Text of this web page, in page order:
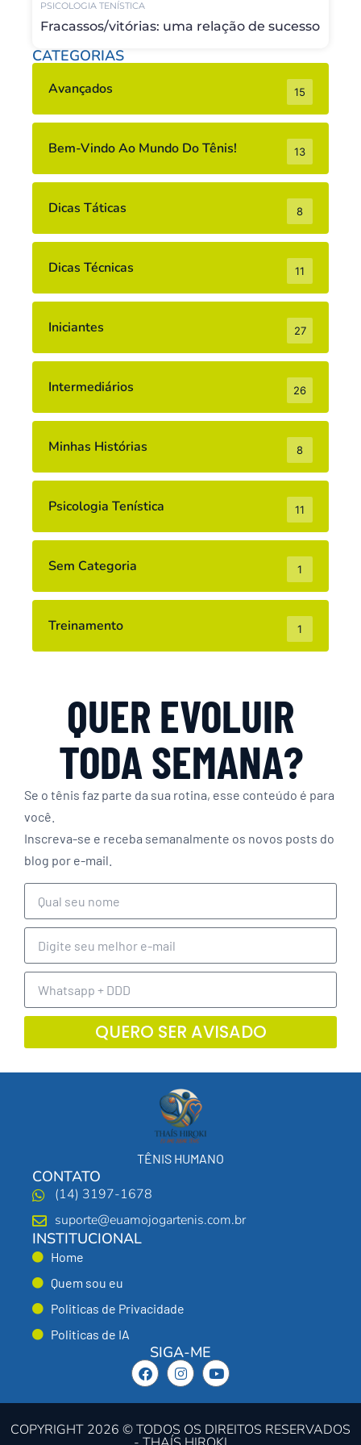
PSICOLOGIA TENÍSTICA
Fracassos/vitórias: uma relação de sucesso
CATEGORIAS
Avançados 15
Bem-Vindo Ao Mundo Do Tênis! 13
Dicas Táticas 8
Dicas Técnicas 11
Iniciantes 27
Intermediários 26
Minhas Histórias 8
Psicologia Tenística 11
Sem Categoria 1
Treinamento 1
QUER EVOLUIR
TODA SEMANA?
Se o tênis faz parte da sua rotina, esse conteúdo é para
você.
Inscreva-se e receba semanalmente os novos posts do
blog por e-mail.
QUERO SER AVISADO
TÊNIS HUMANO
CONTATO
(14) 3197-1678
suporte@euamojogartenis.com.br
INSTITUCIONAL
Home
Quem sou eu
Politicas de Privacidade
Politicas de IA
SIGA-ME
COPYRIGHT 2026 © TODOS OS DIREITOS RESERVADOS